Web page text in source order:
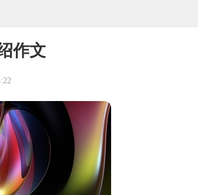
作文